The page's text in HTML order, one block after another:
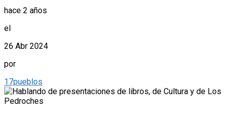
hace 2 años
el
26 Abr 2024
por
17pueblos